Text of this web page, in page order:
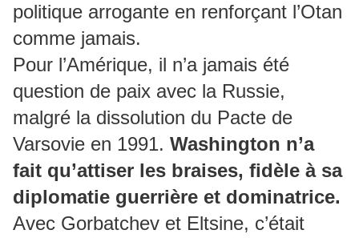
politique arrogante en renforçant l’Otan
comme jamais.
Pour l’Amérique, il n’a jamais été
question de paix avec la Russie,
malgré la dissolution du Pacte de
Varsovie en 1991. Washington n’a
fait qu’attiser les braises, fidèle à sa
diplomatie guerrière et dominatrice.
Avec Gorbatchev et Eltsine, c’était